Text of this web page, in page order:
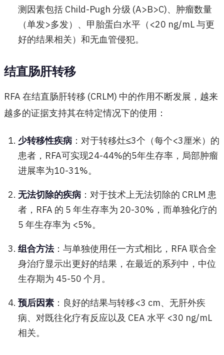
测因素包括 Child-Pugh 分级 (A>B>C)、肿瘤数量
（单发>多发）、甲胎蛋白水平（<20 ng/mL 与更
好的结果相关）和无血管侵犯。
结直肠肝转移
RFA 在结直肠肝转移 (CRLM) 中的作用不断发展，越来
越多的证据支持其在特定情况下的使用：
少转移性疾病 ：对于转移灶≤3个（每个<3厘米）的
患者，RFA可实现24-44%的5年生存率，局部肿瘤
进展率为10-31%。
无法切除的疾病 ：对于技术上无法切除的 CRLM 患
者，RFA 的 5 年生存率为 20-30%，而单独化疗的
5 年生存率为 <5%。
组合方法：与单独使用任一方式相比，RFA 联合全
身治疗显示出更好的结果，在最近的系列中，中位
生存期为 45-50 个月。
预后因素 ：良好的结果与转移<3 cm、无肝外疾
病、对既往化疗有反应以及 CEA 水平 <30 ng/mL
相关。